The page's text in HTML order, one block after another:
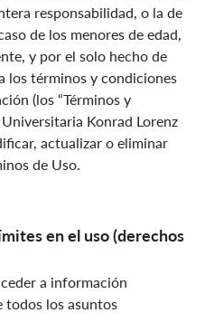
responsabilidad, o la de
de los menores de edad,
y por el solo hecho de
los términos y condiciones
(los “Términos y
Konrad Lorenz
actualizar o eliminar
de Uso.
en el uso (derechos
a información
todos los asuntos